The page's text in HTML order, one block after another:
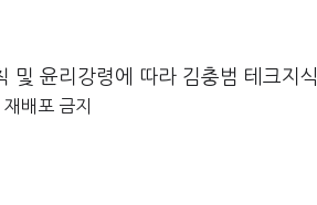
및 윤리강령에 따라 김충범 테크지
배포 금지